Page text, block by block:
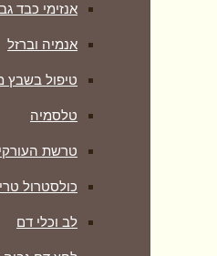
אנזימי כבד
אנמיה וברזל
טיפול בשבץ
טלסמיה
טרשת
כולסטרול
לב וכלי דם